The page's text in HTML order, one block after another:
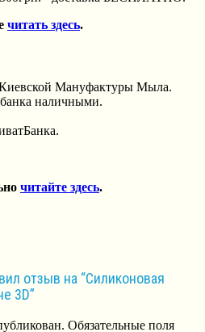
читать здесь.
Мануфактуры Мыла.
наличными.
читайте здесь.
отзыв на “Силиконовая
3D”
Обязательные поля